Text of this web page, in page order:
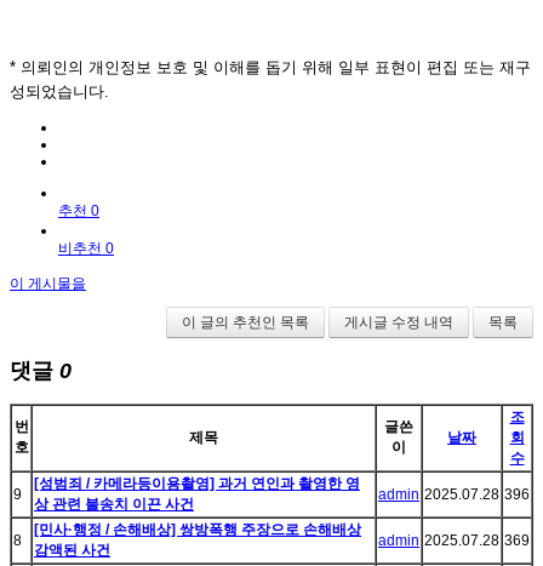
* 의뢰인의 개인정보 보호 및 이해를 돕기 위해 일부 표현이 편집 또는 재구
성되었습니다.
추천 0
비추천 0
이 게시물을
이 글의 추천인 목록 게시글 수정 내역 목록
댓글 0
번
호
제목
글쓴
이
날짜
조
회
수
9
[성범죄 / 카메라등이용촬영] 과거 연인과 촬영한 영
상 관련 불송치 이끈 사건
admin 2025.07.28 396
8
[민사·행정 / 손해배상] 쌍방폭행 주장으로 손해배상
감액된 사건
admin 2025.07.28 369